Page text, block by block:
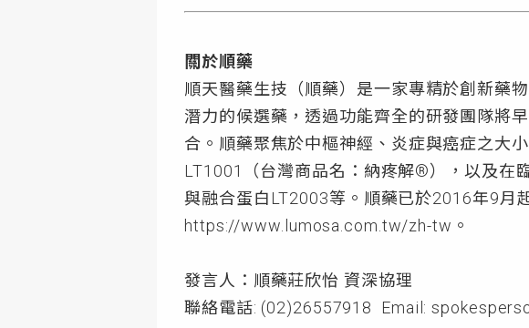
關於順藥
順天醫藥生技（順藥）是一家專精於創新藥
潛力的候選藥，透過功能齊全的研發團隊將
合。順藥聚焦於中樞神經、炎症與癌症之大
LT1001（台灣商品名：納疼解®），以及在
與融合蛋白LT2003等。順藥已於2016年9月
https://www.lumosa.com.tw/zh-tw。
發言人：順藥莊欣怡 資深協理
聯絡電話: (02)26557918 Email: